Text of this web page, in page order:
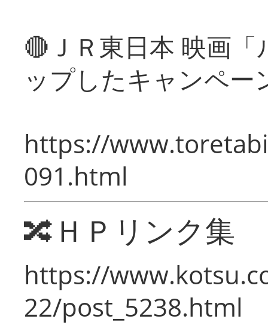
🔴ＪＲ東日本 映画
ップしたキャンペー
https://
091.html
🔀ＨＰリンク集
https://
22/post_5238.html